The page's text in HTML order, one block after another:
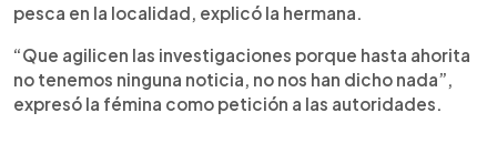
pesca en la localidad, explicó la hermana.
“Que agilicen las investigaciones porque hasta ahorita
no tenemos ninguna noticia, no nos han dicho nada”,
expresó la fémina como petición a las autoridades.